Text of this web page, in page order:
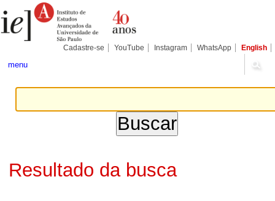
para
conteúdo.
Pessoais
Cadastre-se YouTube Instagram WhatsApp English
menu
Resultado da busca